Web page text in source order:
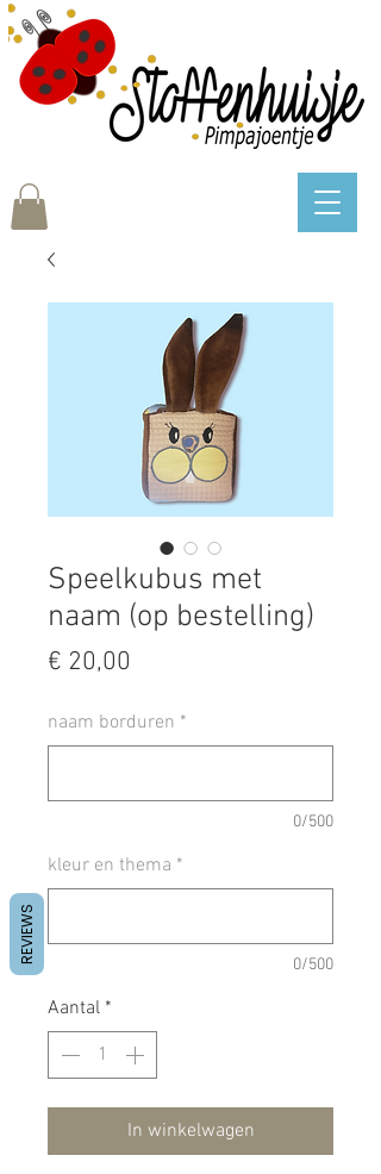
Speelkubus met
naam (op bestelling)
€ 20,00
naam borduren *
0/500
kleur en thema *
0/500
Aantal *
In winkelwagen
REVIEWS